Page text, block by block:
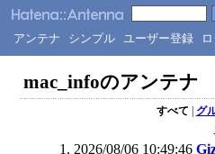
アンテナ シンプル ユーザー登録
mac_infoのアンテナ
すべて | グ
2026/08/06 10:49:46